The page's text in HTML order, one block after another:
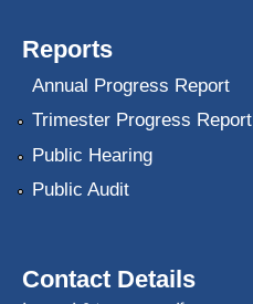
Reports
Annual Progress Report
Trimester Progress Report
Public Hearing
Public Audit
Contact Details